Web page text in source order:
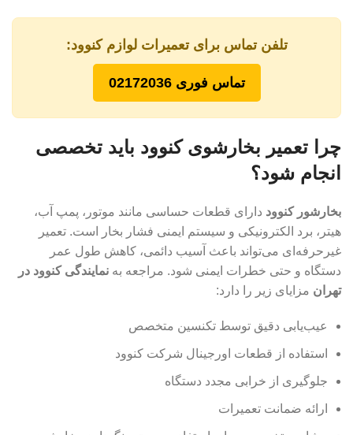
تلفن تماس برای تعمیرات لوازم کنوود:
تماس فوری 02172036
چرا تعمیر بخارشوی کنوود باید تخصصی
انجام شود؟
بخارشور کنوود دارای قطعات حساسی مانند موتور، پمپ آب،
هیتر، برد الکترونیکی و سیستم ایمنی فشار بخار است. تعمیر
غیرحرفه‌ای می‌تواند باعث آسیب دائمی، کاهش طول عمر
دستگاه و حتی خطرات ایمنی شود. مراجعه به نمایندگی کنوود در
تهران مزایای زیر را دارد:
عیب‌یابی دقیق توسط تکنسین متخصص
استفاده از قطعات اورجینال شرکت کنوود
جلوگیری از خرابی مجدد دستگاه
ارائه ضمانت تعمیرات